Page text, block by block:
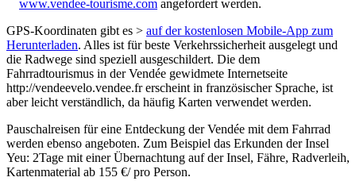
www.vendee-tourisme.com angefordert werden.
GPS-Koordinaten gibt es > auf der kostenlosen Mobile-App zum
Herunterladen. Alles ist für beste Verkehrssicherheit ausgelegt und
die Radwege sind speziell ausgeschildert. Die dem
Fahrradtourismus in der Vendée gewidmete Internetseite
http://vendeevelo.vendee.fr erscheint in französischer Sprache, ist
aber leicht verständlich, da häufig Karten verwendet werden.
Pauschalreisen für eine Entdeckung der Vendée mit dem Fahrrad
werden ebenso angeboten. Zum Beispiel das Erkunden der Insel
Yeu: 2Tage mit einer Übernachtung auf der Insel, Fähre, Radverleih,
Kartenmaterial ab 155 €/ pro Person.